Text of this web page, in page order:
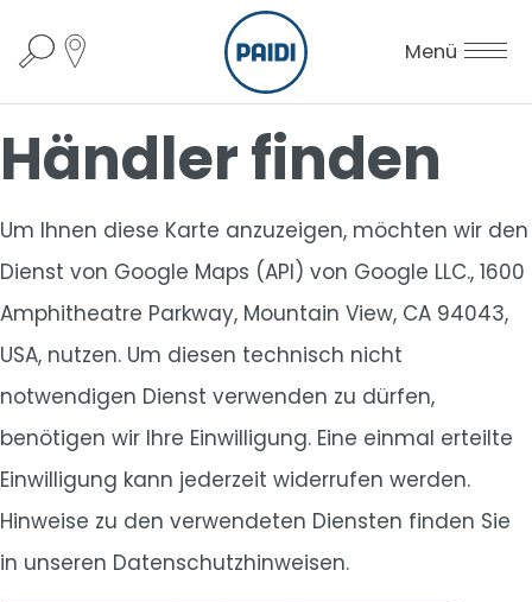
Menü
Händler finden
Um Ihnen diese Karte anzuzeigen, möchten wir den
Dienst von Google Maps (API) von Google LLC., 1600
Amphitheatre Parkway, Mountain View, CA 94043,
USA, nutzen. Um diesen technisch nicht
notwendigen Dienst verwenden zu dürfen,
benötigen wir Ihre Einwilligung. Eine einmal erteilte
Einwilligung kann jederzeit widerrufen werden.
Hinweise zu den verwendeten Diensten finden Sie
in unseren Datenschutzhinweisen.